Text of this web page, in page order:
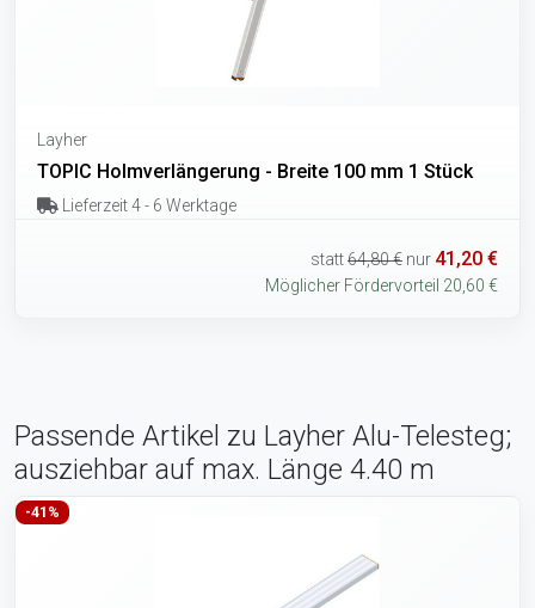
Layher
TOPIC Holmverlängerung - Breite 100 mm 1 Stück
Lieferzeit 4 - 6 Werktage
statt64,80 € nur 41,20 €
Möglicher Fördervorteil 20,60 €
Passende Artikel zu Layher Alu-Telesteg;
ausziehbar auf max. Länge 4.40 m
-41%